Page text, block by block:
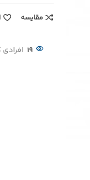
مقایسه
19